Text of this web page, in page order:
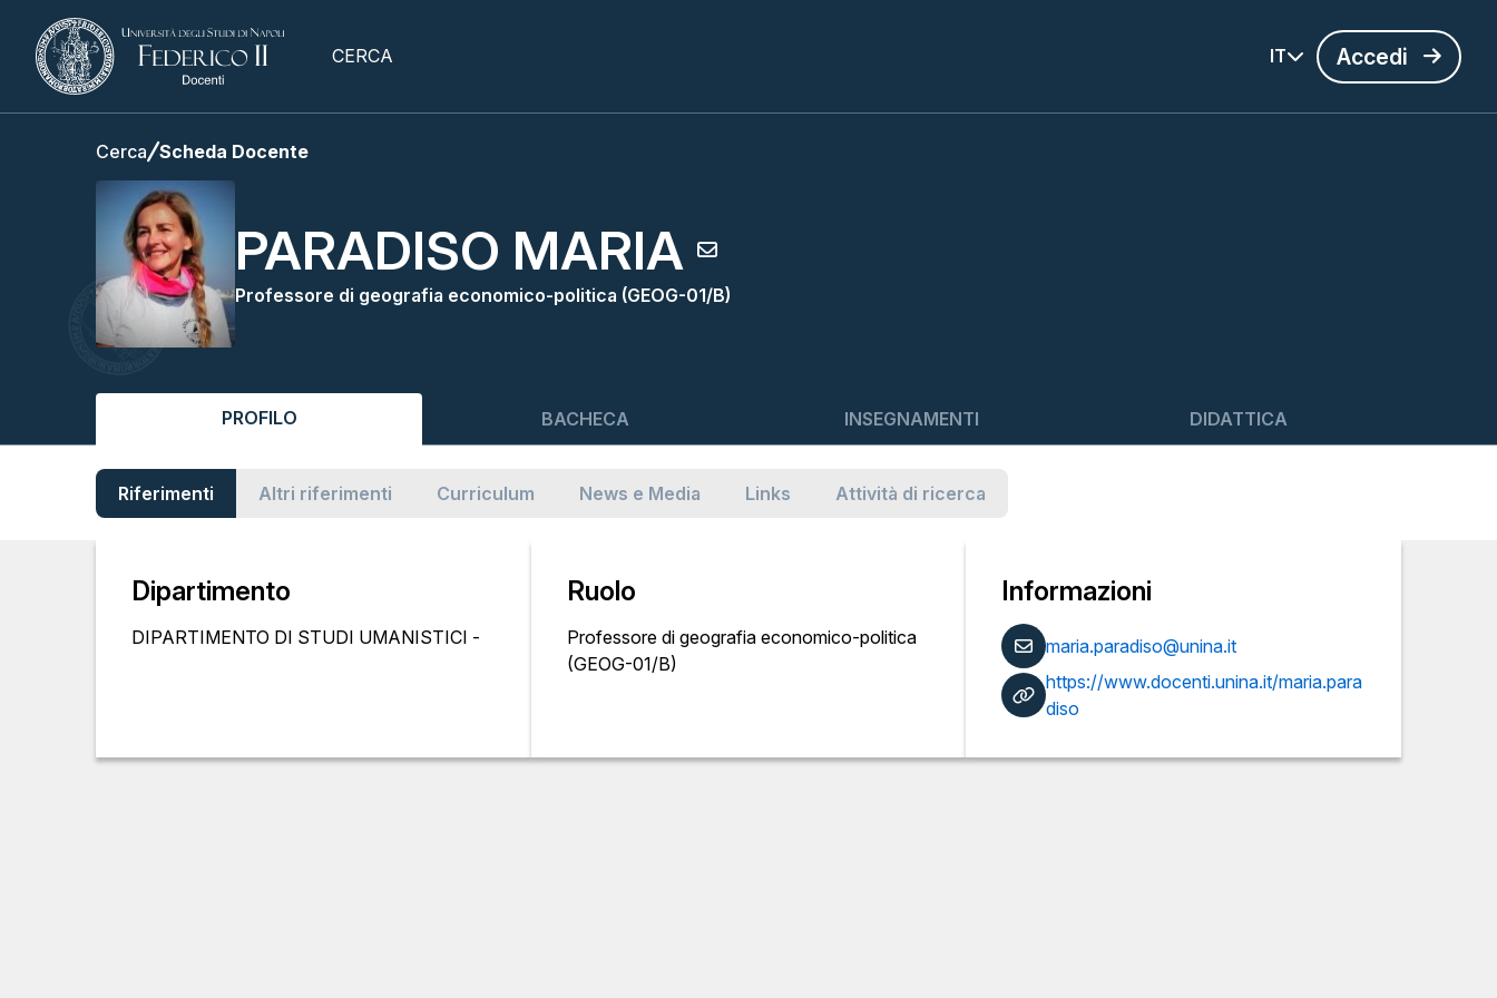
CERCA IT Accedi
Cerca Scheda Docente
PARADISO MARIA
Professore di geografia economico-politica (GEOG-01/B)
PROFILO BACHECA INSEGNAMENTI DIDATTICA
Riferimenti Altri riferimenti Curriculum News e Media Links Attività di ricerca
Dipartimento
DIPARTIMENTO DI STUDI UMANISTICI -
Ruolo
Professore di geografia economico-politica
(GEOG-01/B)
Informazioni
maria.paradiso@unina.it
https://www.docenti.unina.it/maria.para
diso